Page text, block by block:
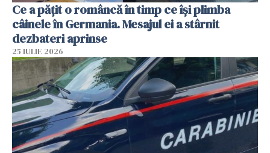
Ce a pățit o româncă în timp ce își plimba
câinele în Germania. Mesajul ei a stârnit
dezbateri aprinse
25 IULIE 2026